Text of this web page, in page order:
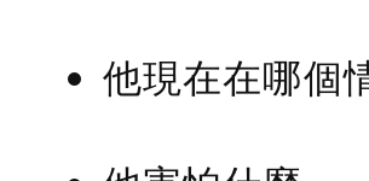
他現在在哪個